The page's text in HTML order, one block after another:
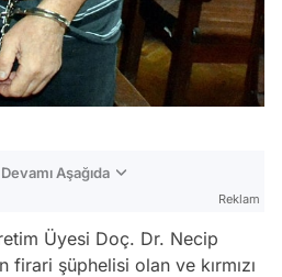
Aşağıda
Reklam
Üyesi Doç. Dr. Necip
firari şüphelisi olan ve kırmızı